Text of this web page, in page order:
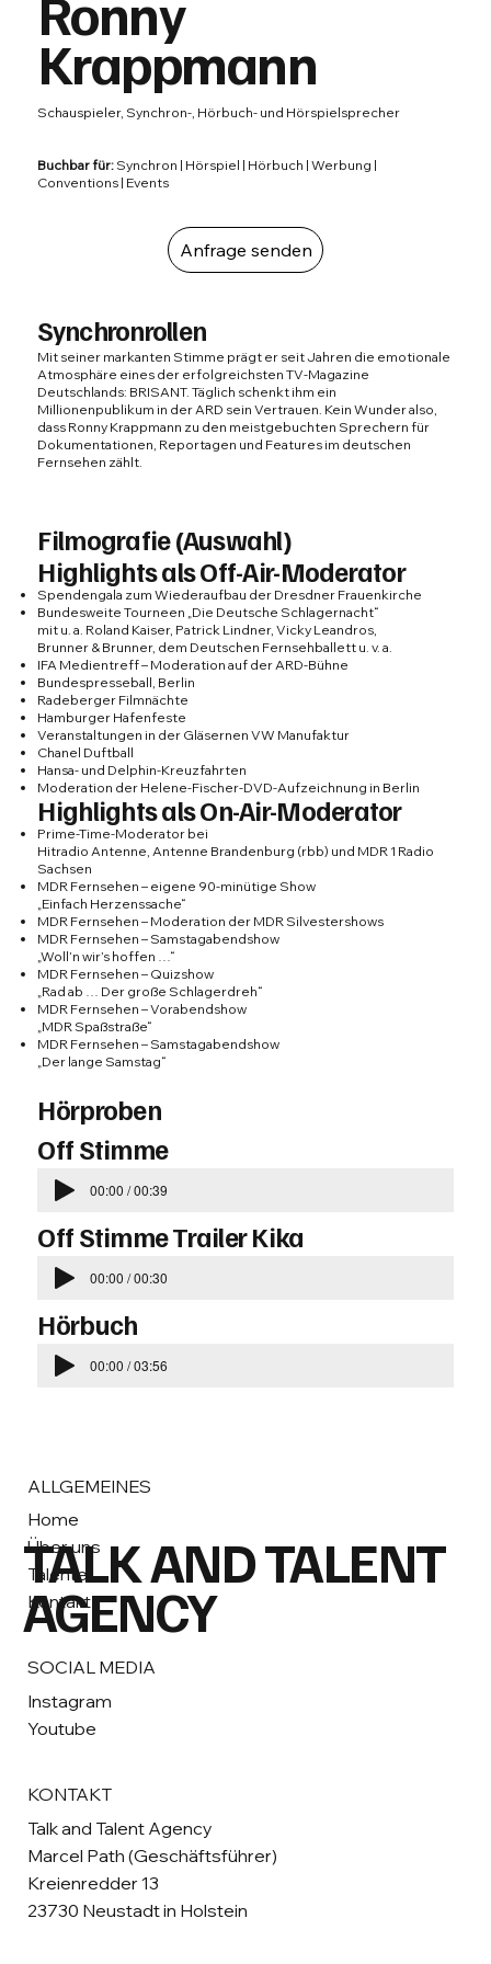
Krappmann
Schauspieler, Synchron-, Hörbuch- und Hörspielsprecher
Buchbar für: Synchron | Hörspiel | Hörbuch | Werbung |
Conventions | Events
Anfrage senden
Synchronrollen
Mit seiner markanten Stimme prägt er seit Jahren die emotionale
Atmosphäre eines der erfolgreichsten TV-Magazine
Deutschlands: BRISANT. Täglich schenkt ihm ein
Millionenpublikum in der ARD sein Vertrauen. Kein Wunder also,
dass Ronny Krappmann zu den meistgebuchten Sprechern für
Dokumentationen, Reportagen und Features im deutschen
Fernsehen zählt.
Filmografie (Auswahl)
Highlights als Off-Air-Moderator
Spendengala zum Wiederaufbau der Dresdner Frauenkirche
Bundesweite Tourneen „Die Deutsche Schlagernacht“
mit u. a. Roland Kaiser, Patrick Lindner, Vicky Leandros,
Brunner & Brunner, dem Deutschen Fernsehballett u. v. a.
IFA Medientreff – Moderation auf der ARD-Bühne
Bundespresseball, Berlin
Radeberger Filmnächte
Hamburger Hafenfeste
Veranstaltungen in der Gläsernen VW Manufaktur
Chanel Duftball
Hansa- und Delphin-Kreuzfahrten
Moderation der Helene-Fischer-DVD-Aufzeichnung in Berlin
Highlights als On-Air-Moderator
Prime-Time-Moderator bei
Hitradio Antenne, Antenne Brandenburg (rbb) und MDR 1 Radio
Sachsen
MDR Fernsehen – eigene 90-minütige Show
„Einfach Herzenssache“
MDR Fernsehen – Moderation der MDR Silvestershows
MDR Fernsehen – Samstagabendshow
„Woll’n wir’s hoffen …“
MDR Fernsehen – Quizshow
„Rad ab … Der große Schlagerdreh“
MDR Fernsehen – Vorabendshow
„MDR Spaßstraße“
MDR Fernsehen – Samstagabendshow
„Der lange Samstag“
Hörproben
Off Stimme
00:00 / 00:39
Off Stimme Trailer Kika
00:00 / 00:30
Hörbuch
00:00 / 03:56
TALK AND TALENT
AGENCY
ALLGEMEINES
Home
Über uns
Talente
Kontakt
SOCIAL MEDIA
Instagram
Youtube
KONTAKT
Talk and Talent Agency
Marcel Path (Geschäftsführer)
Kreienredder 13
23730 Neustadt in Holstein